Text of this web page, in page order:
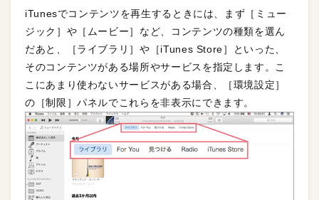
iTunesでコンテンツを再生するときには、まず［ミュー
ジック］や［ムービー］など、コンテンツの種類を選ん
だあと、［ライブラリ］や［iTunes Store］といった、
そのコンテンツがある場所やサービスを指定します。こ
こにあまり使わないサービスがある場合、［環境設定］
の［制限］パネルでこれらを非表示にできます。